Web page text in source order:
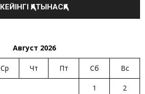
Август 2026
Ср Чт Пт Сб Вс
1
2